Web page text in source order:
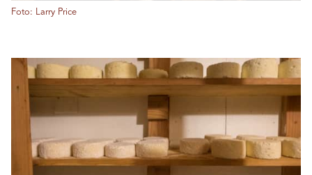
Foto: Larry Price